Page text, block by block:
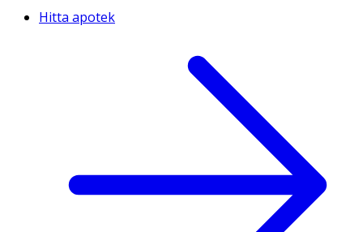
Hitta apotek